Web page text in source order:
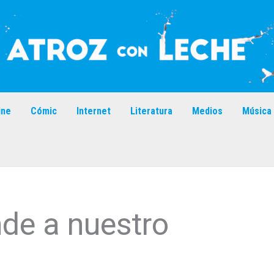
Cómic Internet Literatura Medios Música
a nuestro